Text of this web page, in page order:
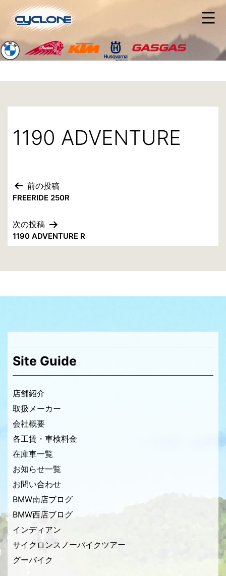
ン
ン
ツ
1190 ADVENTURE
投
ナ
ゲ
ー
ョ
ン
前の投稿
FREERIDE 250R
次の投稿
1190 ADVENTURE R
Site Guide
店舗紹介
取扱メーカー
会社概要
各工賃・車検料金
在庫車一覧
お知らせ一覧
お問い合わせ
BMW南店ブログ
BMW西店ブログ
インディアン
サイクロンスノーバイクツアー
グーバイク